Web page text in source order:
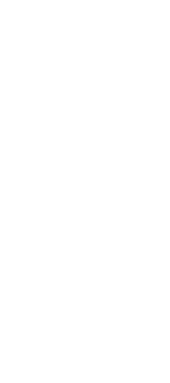
あります
す
内に発送してい